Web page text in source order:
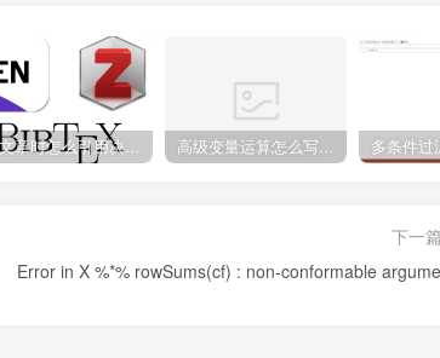
发文章时怎么引用决策链？ 高级变量运算怎么写表达式
下一篇
Error in X %*% rowSums(cf) : non-conformable